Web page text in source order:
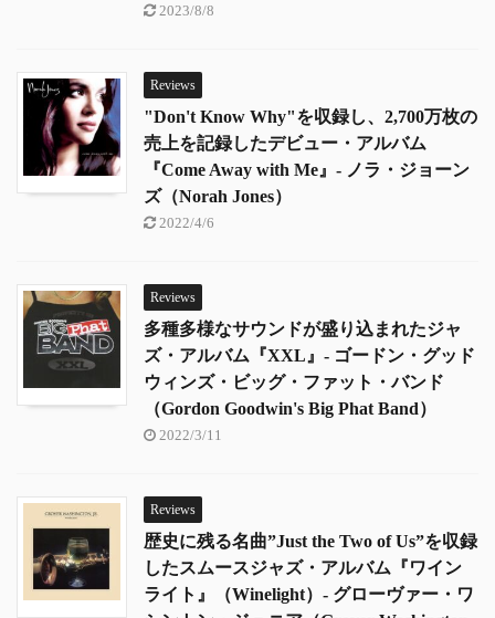
2023/8/8
Reviews
"Don't Know Why"を収録し、2,700万枚の
売上を記録したデビュー・アルバム
『Come Away with Me』- ノラ・ジョーン
ズ（Norah Jones）
2022/4/6
Reviews
多種多様なサウンドが盛り込まれたジャ
ズ・アルバム『XXL』- ゴードン・グッド
ウィンズ・ビッグ・ファット・バンド
（Gordon Goodwin's Big Phat Band）
2022/3/11
Reviews
歴史に残る名曲”Just the Two of Us”を収録
したスムースジャズ・アルバム『ワイン
ライト』（Winelight）- グローヴァー・ワ